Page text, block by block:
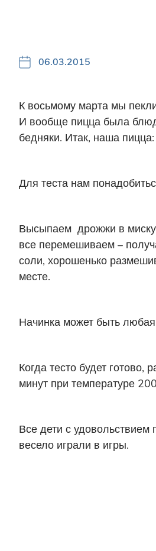
06.03.2015
К восьмому марта мы
И вообще пицца была
бедняки. Итак, наша пицца:
Для теста нам
Высыпаем дрожжи в
все перемешиваем –
соли, хорошенько
месте.
Начинка может быть
Когда тесто будет
минут при температуре 200
Все дети с удовольствием
весело играли в игры.